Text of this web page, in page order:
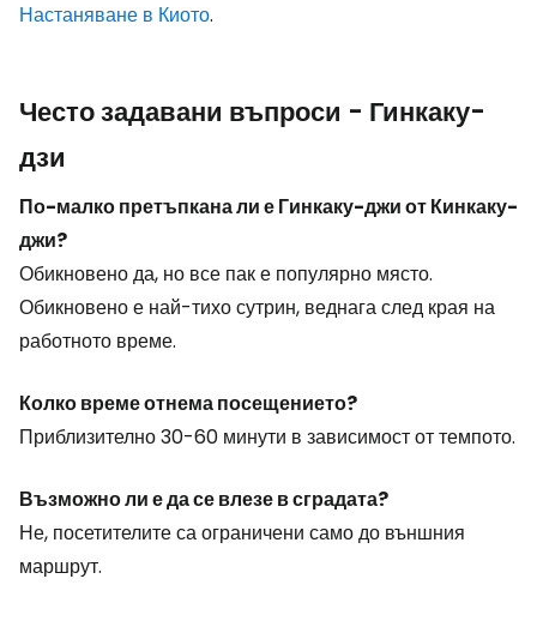
Настаняване в Киото.
Често задавани въпроси - Гинкаку-
дзи
По-малко претъпкана ли е Гинкаку-джи от Кинкаку-
джи?
Обикновено да, но все пак е популярно място.
Обикновено е най-тихо сутрин, веднага след края на
работното време.
Колко време отнема посещението?
Приблизително 30-60 минути в зависимост от темпото.
Възможно ли е да се влезе в сградата?
Не, посетителите са ограничени само до външния
маршрут.